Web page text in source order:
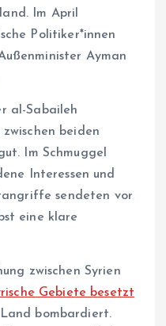
Im April
Po­li­ti­ke­r*in­nen
Ayman
al-Sabaileh
beiden
Im Schmuggel
Interessen und
sendeten vor
eine klare
zwischen Syrien
Gebiete besetzt
bombardiert.